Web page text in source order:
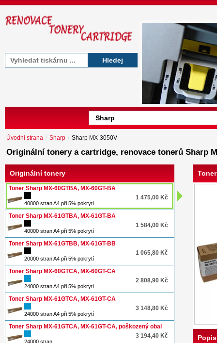
Hledej
Úvodní strana / Sharp / Sharp MX-3050V
Originální tonery a cartridge, renovace tonerů Sharp
Originální tonery
Toner Sharp MX-60GTBA, MX-60GT-BA
1 475,00 Kč
40000 stran A4 při 5% pokrytí
Toner Sharp MX-61GTBA, MX-61GT-BA
1 584,00 Kč
40000 stran A4 při 5% pokrytí
Toner Sharp MX-61GTBB, MX-61GT-BB
1 065,80 Kč
20000 stran A4 při 5% pokrytí
Toner Sharp MX-60GTCA, MX-60GT-CA
2 808,90 Kč
24000 stran A4 při 5% pokrytí
Toner Sharp MX-61GTCA, MX-61GT-CA
3 148,80 Kč
24000 stran A4 při 5% pokrytí
Toner Sharp MX-61GTCA, MX-61GT-CA, poškozený obal
3 194,40 Kč
24000 stran